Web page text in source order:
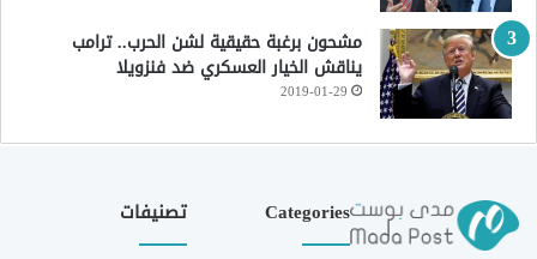
مشحون برغبة حقيقية لشن الحرب.. ترامب
يناقش الخيار العسكري ضد فنزويلا
2019-01-29
Categories تصنيفات